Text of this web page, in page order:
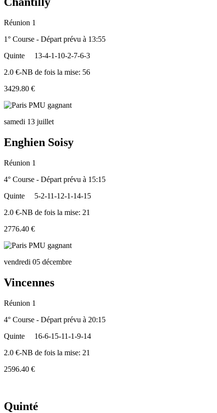
Réunion 1
1° Course - Départ prévu à 13:55
Quinte
13-4-1-10-2-7-6-3
2.0 €-NB de fois la mise: 56
3429.80 €
samedi 13 juillet
Enghien Soisy
Réunion 1
4° Course - Départ prévu à 15:15
Quinte
5-2-11-12-1-14-15
2.0 €-NB de fois la mise: 21
2776.40 €
vendredi 05 décembre
Vincennes
Réunion 1
4° Course - Départ prévu à 20:15
Quinte
16-6-15-11-1-9-14
2.0 €-NB de fois la mise: 21
2596.40 €
Quinté